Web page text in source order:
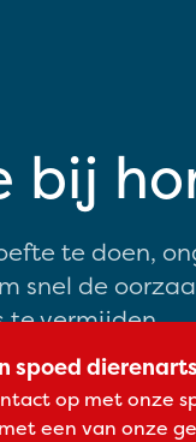
bij
te doen,
snel de
te vermijden.
spoed
op met onze
een van onze